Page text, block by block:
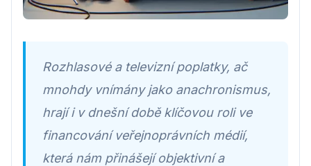
Rozhlasové a televizní poplatky, ač
mnohdy vnímány jako anachronismus,
hrají i v dnešní době klíčovou roli ve
financování veřejnoprávních médií,
která nám přinášejí objektivní a